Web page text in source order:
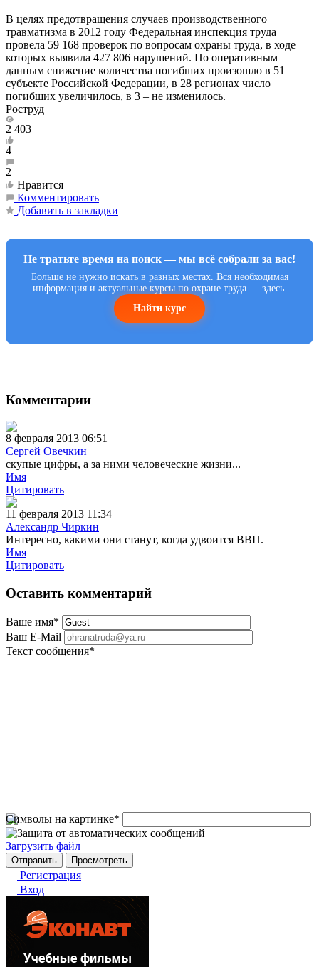
В целях предотвращения случаев производственного
травматизма в 2012 году Федеральная инспекция труда
провела 59 168 проверок по вопросам охраны труда, в ходе
которых выявила 427 806 нарушений. По оперативным
данным снижение количества погибших произошло в 51
субъекте Российской Федерации, в 28 регионах число
погибших увеличилось, в 3 – не изменилось.
Роструд
2 403
4
2
Нравится
Комментировать
Добавить в закладки
Не тратьте время на поиск — мы всё собрали за вас!
Больше не нужно искать в разных местах. Вся необходимая
информация и актуальные курсы по охране труда — здесь.
Найти курс
Комментарии
8 февраля 2013 06:51
Сергей Овечкин
скупые цифры, а за ними человеческие жизни...
Имя
Цитировать
11 февраля 2013 11:34
Александр Чиркин
Интересно, какими они станут, когда удвоится ВВП.
Имя
Цитировать
Оставить комментарий
Ваше имя*
Ваш E-Mail
Текст сообщения*
Символы на картинке*
Загрузить файл
Регистрация
Вход